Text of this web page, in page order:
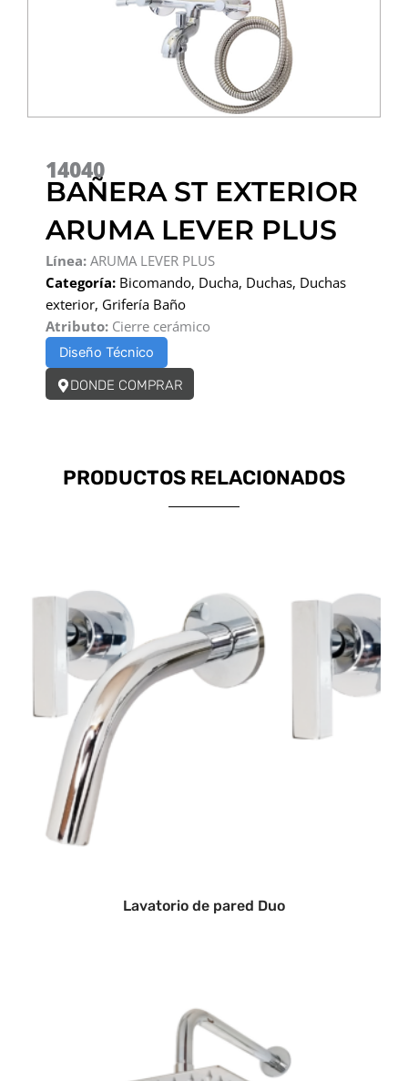
14040
BAÑERA ST EXTERIOR
ARUMA LEVER PLUS
Línea: ARUMA LEVER PLUS
Categoría: Bicomando, Ducha, Duchas, Duchas
exterior, Grifería Baño
Atributo: Cierre cerámico
Diseño Técnico
DONDE COMPRAR
PRODUCTOS RELACIONADOS
Lavatorio de pared Duo